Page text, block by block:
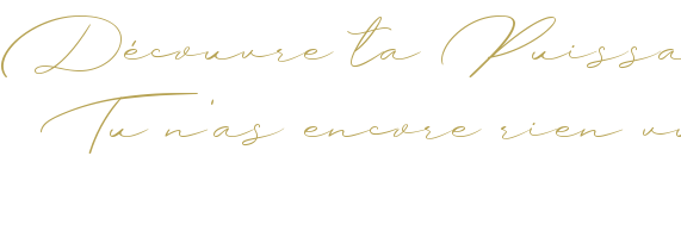
Découvre ta
Tu n'as encore rien